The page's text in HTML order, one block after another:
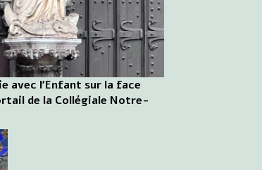
avec l'Enfant sur la face
de la Collégiale Notre-